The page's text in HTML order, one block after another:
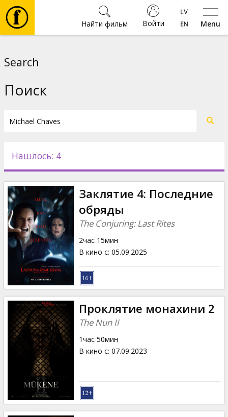
Menu
Войти
Найти фильм
Новости
Подарки
Кинозакуски
B2B
Клуб
Search
Поиск
Нашлось: 4
Заклятие 4: Последние
обряды
The Conjuring: Last Rites
2час 15мин
В кино с: 05.09.2025
Проклятие монахини 2
The Nun II
1час 50мин
В кино с: 07.09.2023